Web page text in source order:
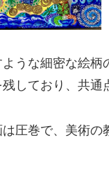
うな細密な絵
しており、共通
圧巻で、美術